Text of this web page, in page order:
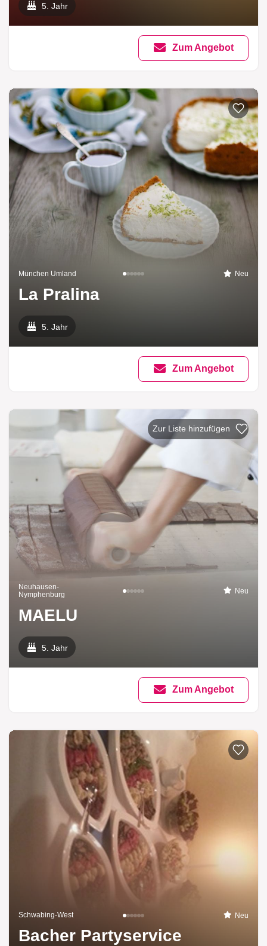
5. Jahr
Zum Angebot
München Umland Neu
La Pralina
5. Jahr
Zum Angebot
Zur Liste hinzufügen
Neuhausen-
Nymphenburg
Neu
MAELU
5. Jahr
Zum Angebot
Schwabing-West Neu
Bacher Partyservice